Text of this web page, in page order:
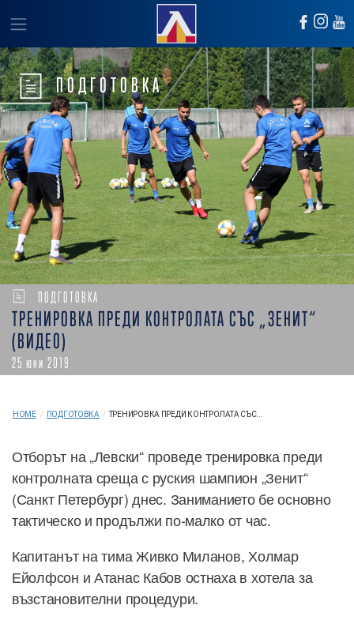
ПОДГОТОВКА
ПОДГОТОВКА
ТРЕНИРОВКА ПРЕДИ КОНТРОЛАТА СЪС „ЗЕНИТ“
(ВИДЕО)
25 юни 2019
HOME / ПОДГОТОВКА / ТРЕНИРОВКА ПРЕДИ КОНТРОЛАТА СЪС...
Отборът на „Левски“ проведе тренировка преди
контролната среща с руския шампион „Зенит“
(Санкт Петербург) днес. Заниманието бе основно
тактическо и продължи по-малко от час.
Капитанът на тима Живко Миланов, Холмар
Ейолфсон и Атанас Кабов остнаха в хотела за
възстановителни процедури.